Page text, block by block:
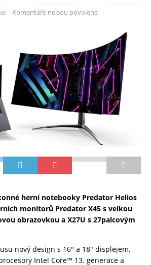
Komentáře nejsou povolené
herní notebooky Predator Helios
monitorů Predator X45 s velkou
obrazovkou a X27U s 27palcovým
nový design s 16″ a 18″ displejem,
Intel Core™ 13. generace a